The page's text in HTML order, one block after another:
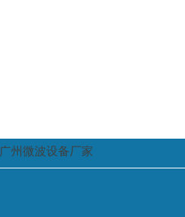
广州微波设备厂家